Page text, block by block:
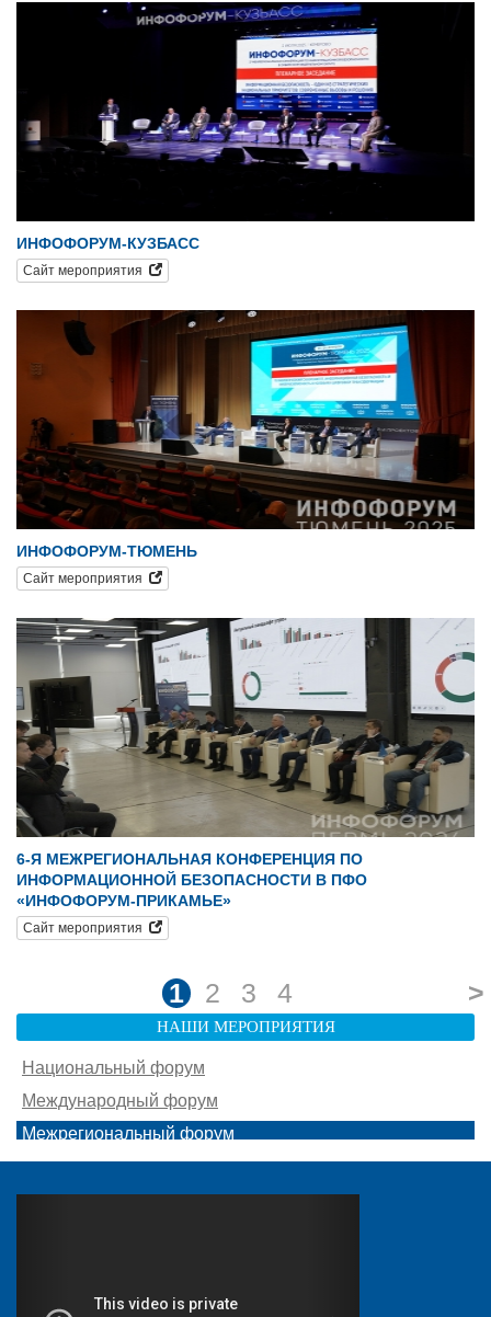
ИНФОФОРУМ-КУЗБАСС
Сайт мероприятия
ИНФОФОРУМ-ТЮМЕНЬ
Сайт мероприятия
6-Я МЕЖРЕГИОНАЛЬНАЯ КОНФЕРЕНЦИЯ ПО
ИНФОРМАЦИОННОЙ БЕЗОПАСНОСТИ В ПФО
«ИНФОФОРУМ-ПРИКАМЬЕ»
Сайт мероприятия
1 2 3 4 >
НАШИ МЕРОПРИЯТИЯ
Национальный форум
Международный форум
Межрегиональный форум
Южный форум
Другие мероприятия